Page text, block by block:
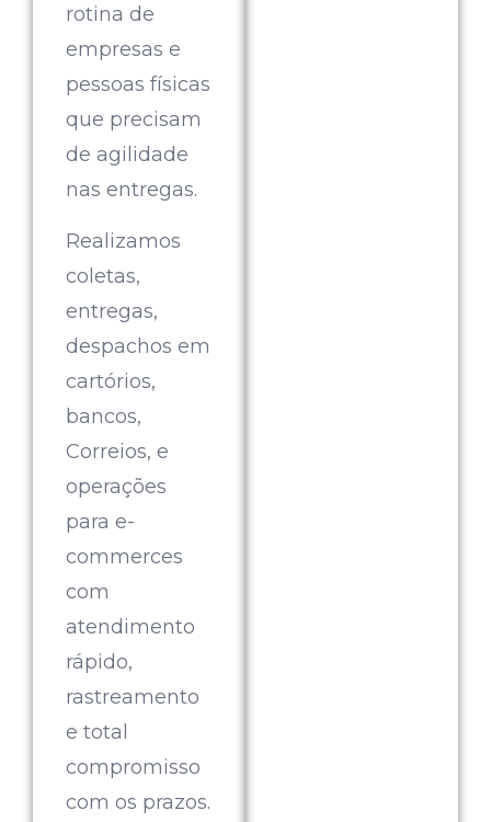
rotina de
empresas e
pessoas físicas
que precisam
de agilidade
nas entregas.
Realizamos
coletas,
entregas,
despachos em
cartórios,
bancos,
Correios, e
operações
para e-
commerces
com
atendimento
rápido,
rastreamento
e total
compromisso
com os prazos.